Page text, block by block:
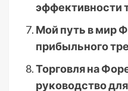
эффективности
Мой путь в мир
прибыльного
Торговля на
руководство